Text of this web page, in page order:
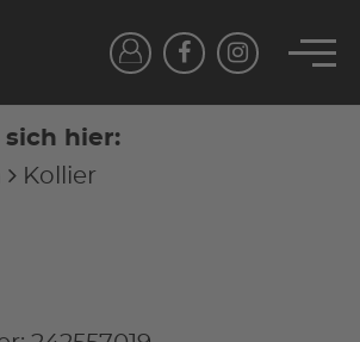
hier:
Kollier